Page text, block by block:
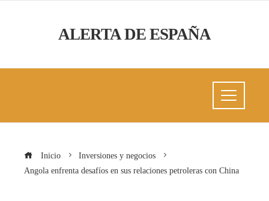
ALERTA DE ESPAÑA
Inicio
Inversiones y negocios
Angola enfrenta desafíos en sus relaciones petroleras con China